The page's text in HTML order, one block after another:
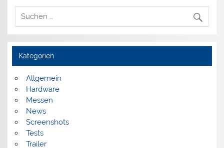
Kategorien
Allgemein
Hardware
Messen
News
Screenshots
Tests
Trailer